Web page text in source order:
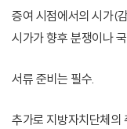
증여 시점에서의 시가(
시가가 향후 분쟁이나
서류 준비는 필수.
추가로 지방자치단체의